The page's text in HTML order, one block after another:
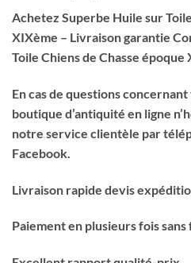
Achetez Superbe Huile sur
XIXème – Livraison garantie
Toile Chiens de Chasse
En cas de questions
boutique d’antiquité en ligne
notre service clientèle par
Facebook.
Livraison rapide devis
Paiement en plusieurs fois sans